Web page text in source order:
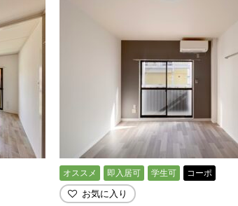
オススメ 即入居可 学生可 コーポ
お気に入り